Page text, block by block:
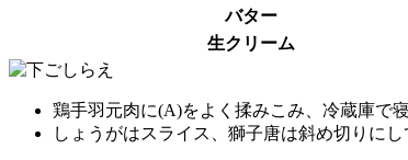
バター
生クリーム
鶏手羽元肉に(A)をよく揉みこみ、冷蔵庫で
しょうがはスライス、獅子唐は斜め切りにし